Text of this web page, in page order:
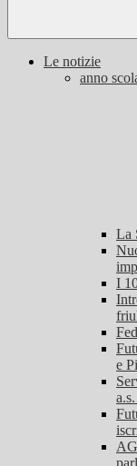
Le notizie
anno
La
I
e